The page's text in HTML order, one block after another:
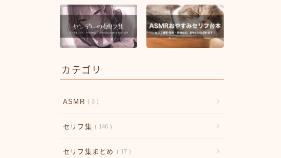
カテゴリ
ASMR 3
セリフ集 146
セリフ集まとめ 17